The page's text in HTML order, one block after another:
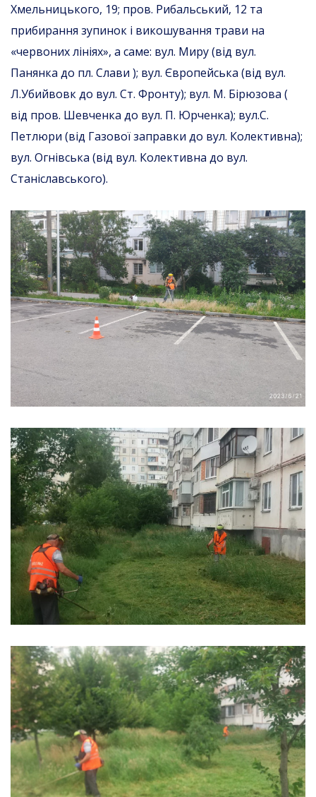
Хмельницького, 19; пров. Рибальський, 12 та
прибирання зупинок і викошування трави на
«червоних лініях», а саме: вул. Миру (від вул.
Панянка до пл. Слави ); вул. Європейська (від вул.
Л.Убийвовк до вул. Ст. Фронту); вул. М. Бірюзова (
від пров. Шевченка до вул. П. Юрченка); вул.С.
Петлюри (від Газової заправки до вул. Колективна);
вул. Огнівська (від вул. Колективна до вул.
Станіславського).